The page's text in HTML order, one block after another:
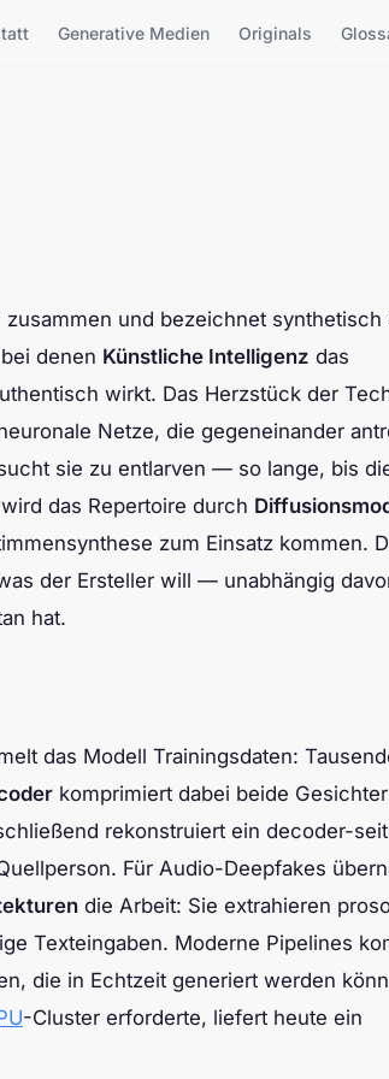
Generative Medien Originals
zusammen und bezeichnet synthetisch
denen Künstliche Intelligenz das
wirkt. Das Herzstück der
Netze, die gegeneinander
sie zu entlarven — so lange, bis
das Repertoire durch
zum Einsatz kommen.
der Ersteller will — unabhängig
hat.
das Modell Trainingsdaten:
komprimiert dabei beide
rekonstruiert ein decoder-
Für Audio-Deepfakes
die Arbeit: Sie extrahieren
Texteingaben. Moderne Pipelines
die in Echtzeit generiert werden
-Cluster erforderte, liefert heute ein